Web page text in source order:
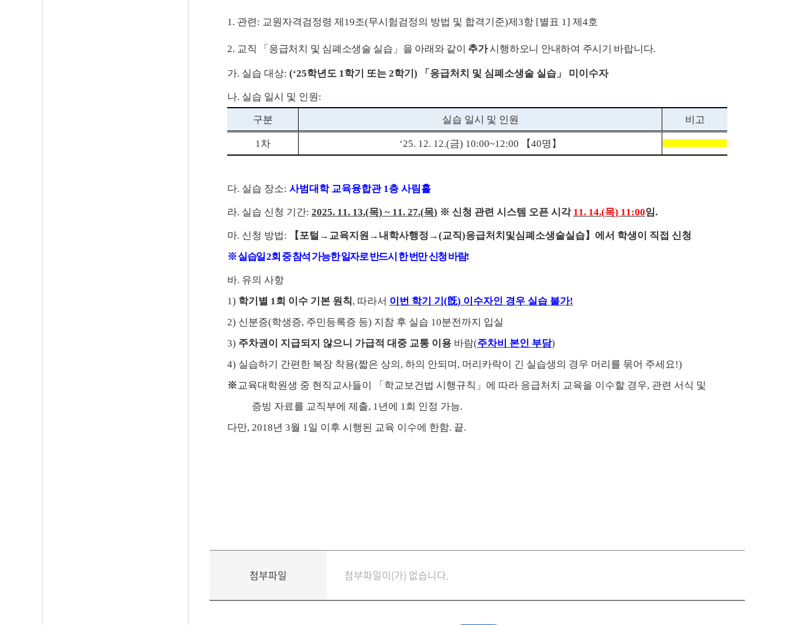
1. 관련: 교원자격검정령 제 19조(무시험검정의 방법 및 합격기준)제3항 [별표 1] 제4호
2. 교직 「 응급처치 및 심폐소생술 실습 」 을 아래와 같이 추가시행하오니 안내하여 주시기 바랍니다.
가. 실습 대상: (‘25학년도 1학기 또는 2학기 ) 「 응급처치 및 심폐소생술 실습 」 미이수자
나. 실습 일시 및 인원 :
구분 실습 일시 및 인원 비고
1차 ‘25. 12. 12.(금) 10:00~12:00 【40명 】
다. 실습 장소: 사범대학 교육융합관 1층 사림홀
라. 실습 신청 기간: 2025. 11. 13.(목) ~ 11. 27.(목) ※ 신청 관련 시스템 오픈 시각 11. 14.(목) 11:00임.
마. 신청 방법: 【포털 → 교육지원 → 내학사행정 →(교직)응급처치및심폐소생술실습】 에서 학생이 직접 신청
※실습일2회 중 참석 가능한 일자로 반드시 한 번만 신청 바람!
바. 유의 사항
1) 학기별 1회 이수 기본 원칙, 따라서 이번 학기 기 (旣) 이수자인 경우 실습 불가!
2) 신분증(학생증, 주민등록증 등) 지참 후 실습 10분전까지 입실
3) 주차권이 지급되지 않으니 가급적 대중 교통 이용 바람(주차비 본인 부담)
4) 실습하기 간편한 복장 착용(짧은 상의 , 하의 안되며 , 머리카락이 긴 실습생의 경우 머리를 묶어 주세요!)
※교육대학원생 중 현직교사들이 「 학교보건법 시행규칙 」 에 따라 응급처치 교육을 이수할 경우, 관련 서식 및
증빙 자료를 교직부에 제출, 1년에 1회 인정 가능.
다만, 2018년 3월 1일 이후 시행된 교육 이수에 한함. 끝.
첨부파일 첨부파일이(가) 없습니다.